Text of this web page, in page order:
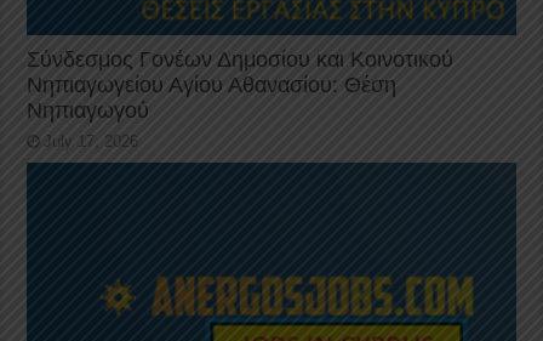
Σύνδεσμος Γονέων Δημοσίου και Κοινοτικού
Νηπιαγωγείου Αγίου Αθανασίου: Θέση
Νηπιαγωγού
July 17, 2026